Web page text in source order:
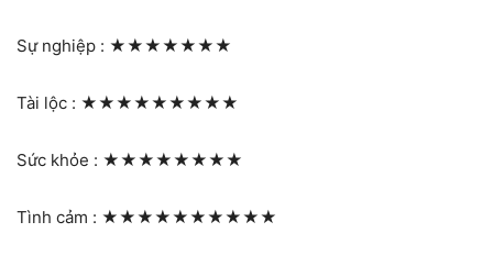
Sự nghiệp : ★★★★★★★
Tài lộc : ★★★★★★★★★
Sức khỏe : ★★★★★★★★
Tình cảm : ★★★★★★★★★★